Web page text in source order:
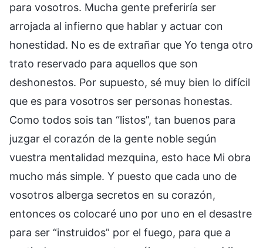
para vosotros. Mucha gente preferiría ser
arrojada al infierno que hablar y actuar con
honestidad. No es de extrañar que Yo tenga otro
trato reservado para aquellos que son
deshonestos. Por supuesto, sé muy bien lo difícil
que es para vosotros ser personas honestas.
Como todos sois tan “listos”, tan buenos para
juzgar el corazón de la gente noble según
vuestra mentalidad mezquina, esto hace Mi obra
mucho más simple. Y puesto que cada uno de
vosotros alberga secretos en su corazón,
entonces os colocaré uno por uno en el desastre
para ser “instruidos” por el fuego, para que a